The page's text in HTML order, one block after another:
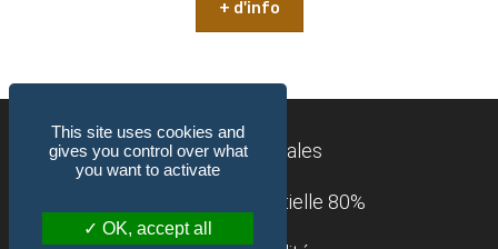
+ d'info
Mentions légales
Accessibilité : partielle 80%
This site uses cookies and
gives you control over what
you want to activate
OK, accept all